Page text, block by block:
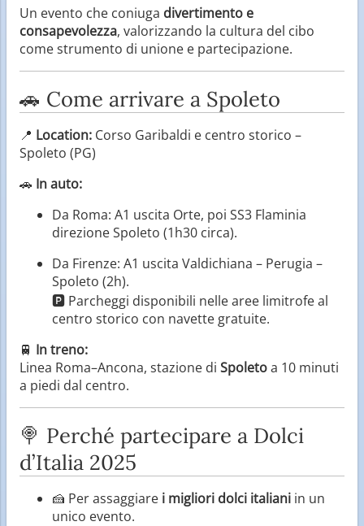
Un evento che coniuga divertimento e
consapevolezza, valorizzando la cultura del cibo
come strumento di unione e partecipazione.
🚗 Come arrivare a Spoleto
📍 Location: Corso Garibaldi e centro storico –
Spoleto (PG)
🚗 In auto:
Da Roma: A1 uscita Orte, poi SS3 Flaminia
direzione Spoleto (1h30 circa).
Da Firenze: A1 uscita Valdichiana – Perugia –
Spoleto (2h).
🅿️ Parcheggi disponibili nelle aree limitrofe al
centro storico con navette gratuite.
🚆 In treno:
Linea Roma–Ancona, stazione di Spoletoa 10 minuti
a piedi dal centro.
🍭 Perché partecipare a Dolci
d’Italia 2025
🍰 Per assaggiare i migliori dolci italiani in un
unico evento.